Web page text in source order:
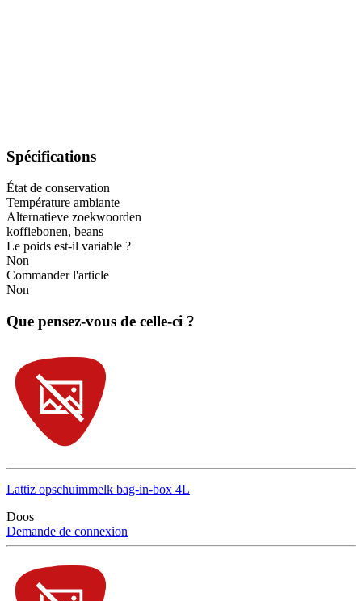
Spécifications
État de conservation
Température ambiante
Alternatieve zoekwoorden
koffiebonen, beans
Le poids est-il variable ?
Non
Commander l'article
Non
Que pensez-vous de celle-ci ?
Lattiz opschuimmelk bag-in-box 4L
Doos
Demande de connexion